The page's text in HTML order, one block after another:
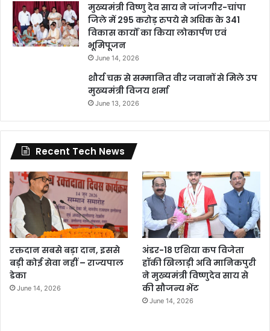
मुख्यमंत्री विष्णु देव साय ने जांजगीर-चांपा
जिले में 295 करोड़ रुपये से अधिक के 341
विकास कार्यों का किया लोकार्पण एवं
भूमिपूजन
June 14, 2026
शौर्य चक्र से सम्मानित वीर जवानों से मिले उप
मुख्यमंत्री विजय शर्मा
June 13, 2026
Recent Tech News
रक्तदान सबसे बड़ा दान, इससे
बड़ी कोई सेवा नहीं – राज्यपाल
डेका
June 14, 2026
अंडर-18 एशिया कप विजेता
हॉकी खिलाड़ी अवि मानिकपुरी
ने मुख्यमंत्री विष्णुदेव साय से
की सौजन्य भेंट
June 14, 2026